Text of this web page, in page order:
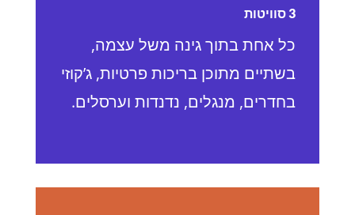
3 סוויטות
כל אחת בתוך גינה משל עצמה,
בשתיים מתוכן בריכות פרטיות, ג’קוזי
בחדרים, מנגלים, נדנדות וערסלים.